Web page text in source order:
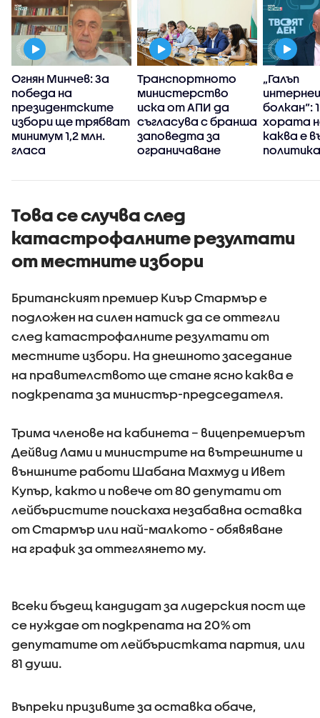
Огнян Минчев: За
победа на
президентските
избори ще трябват
минимум 1,2 млн.
гласа
Транспортното
министерство
иска от АПИ да
съгласува с бранша
заповедта за
ограничаване
камиони
„Галъп
болкан“:
хората
каква е
Това се случва след
катастрофалните резултати
от местните избори
Британският премиер Киър Стармър е
подложен на силен натиск да се оттегли
след катастрофалните резултати от
местните избори. На днешното заседание
на правителството ще стане ясно каква е
подкрепата за министър-председателя.
Трима членове на кабинета – вицепремиерът
Дейвид Лами и министрите на вътрешните и
външните работи Шабана Махмуд и Ивет
Купър, както и повече от 80 депутати от
лейбъристите поискаха незабавна оставка
от Стармър или най-малкото - обявяване
на график за оттеглянето му.
Всеки бъдещ кандидат за лидерския пост ще
се нуждае от подкрепата на 20% от
депутатите от лейбъристката партия, или
81 души.
Въпреки призивите за оставка обаче,